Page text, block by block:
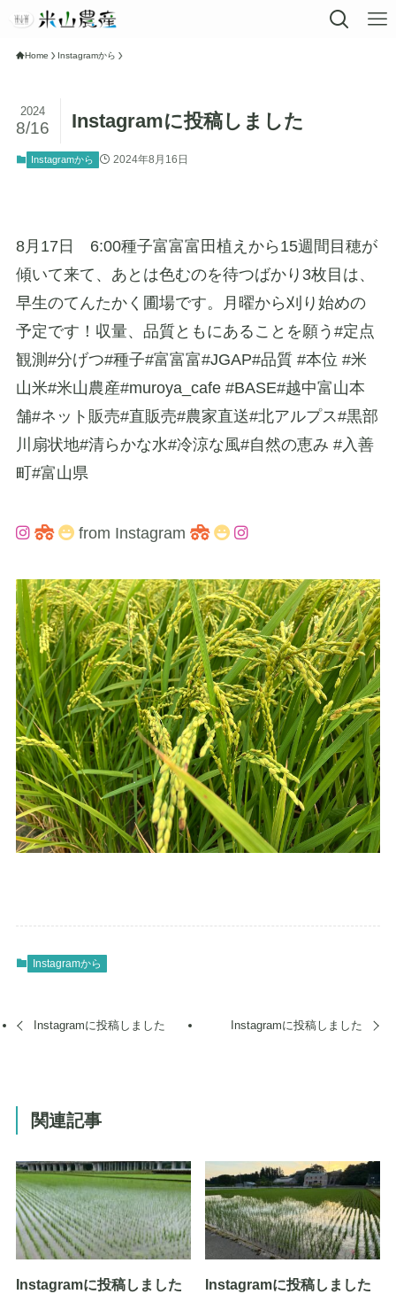
Home Instagramから
Instagramに投稿しました
2024
8/16
Instagramから 2024年8月16日
8月17日 6:00種子富富富田植えから15週間目穂が
傾いて来て、あとは色むのを待つばかり3枚目は、
早生のてんたかく圃場です。月曜から刈り始めの
予定です！収量、品質ともにあることを願う#定点
観測#分げつ#種子#富富富#JGAP#品質 #本位 #米
山米#米山農産#muroya_cafe #BASE#越中富山本
舗#ネット販売#直販売#農家直送#北アルプス#黒部
川扇状地#清らかな水#冷涼な風#自然の恵み #入善
町#富山県
from Instagram
Instagramから
Instagramに投稿しました Instagramに投稿しました
関連記事
Instagramに投稿しました Instagramに投稿しました